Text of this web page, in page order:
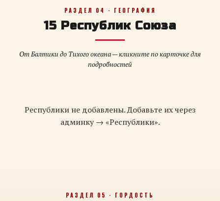
РАЗДЕЛ 04 · ГЕОГРАФИЯ
15 Республик Союза
От Балтики до Тихого океана — кликните по карточке для
подробностей
Республики не добавлены. Добавьте их через
админку → «Республики».
РАЗДЕЛ 05 · ГОРДОСТЬ